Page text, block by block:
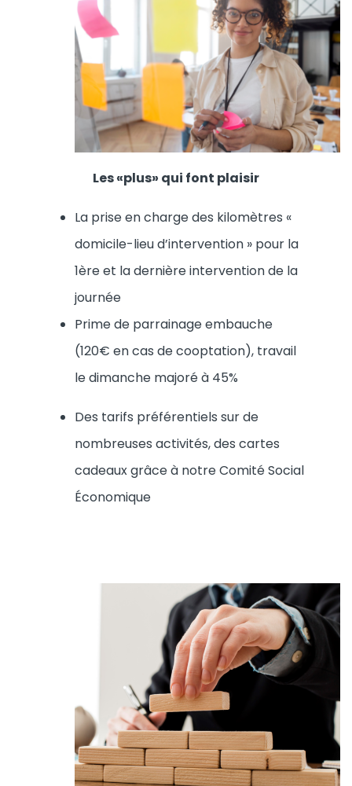
Les «plus» qui font plaisir
La prise en charge des kilomètres «
domicile-lieu d’intervention » pour la
1ère et la dernière intervention de la
journée
Prime de parrainage embauche
(120€ en cas de cooptation), travail
le dimanche majoré à 45%
Des tarifs préférentiels sur de
nombreuses activités, des cartes
cadeaux grâce à notre Comité Social
Économique